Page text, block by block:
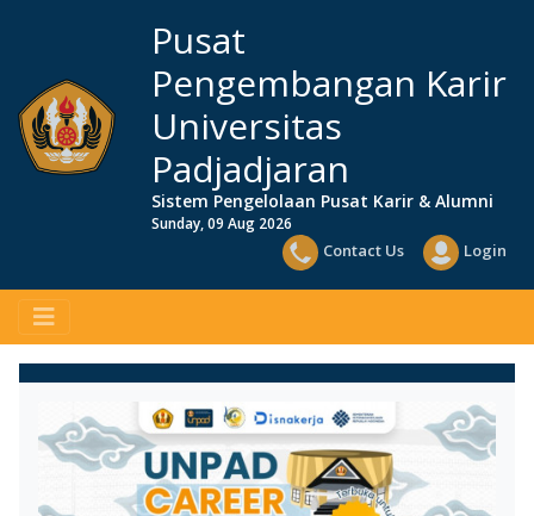
Pusat
Pengembangan Karir
Universitas
Padjadjaran
Sistem Pengelolaan Pusat Karir & Alumni
Sunday, 09 Aug 2026
Contact Us Login